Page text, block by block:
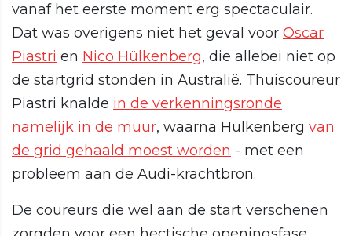
vanaf het eerste moment erg spectaculair.
Dat was overigens niet het geval voor Oscar
Piastri en Nico Hülkenberg, die allebei niet op
de startgrid stonden in Australië. Thuiscoureur
Piastri knalde in de verkenningsronde
namelijk in de muur, waarna Hülkenberg van
de grid gehaald moest worden - met een
probleem aan de Audi-krachtbron.
De coureurs die wel aan de start verschenen